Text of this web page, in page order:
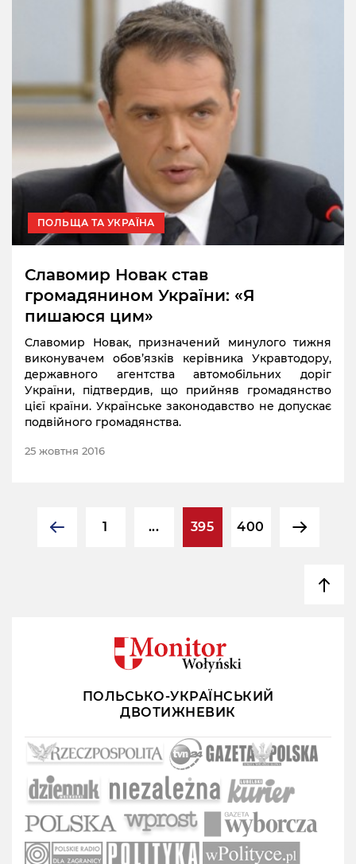
ПОЛЬЩА ТА УКРАЇНА
Славомир Новак став
громадянином України: «Я
пишаюся цим»
Славомир Новак, призначений минулого тижня
виконувачем обов’язків керівника Укравтодору,
державного агентства автомобільних доріг
України, підтвердив, що прийняв громадянство
цієї країни. Українське законодавство не допускає
подвійного громадянства.
25 жовтня 2016
1 ... 395 400
ПОЛЬСЬКО-УКРАЇНСЬКИЙ
ДВОТИЖНЕВИК